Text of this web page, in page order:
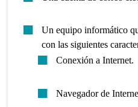
Un equipo informático
con las siguientes
Conexión a Internet.
Navegador de